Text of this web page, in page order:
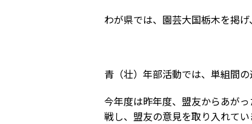
わが県では、園芸大国栃木を掲
青（壮）年部活動では、単組間
今年度は昨年度、盟友からあが
戦し、盟友の意見を取り入れてい